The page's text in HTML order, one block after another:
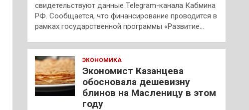
свидетельствуют данные Telegram-канала Кабмина
РФ. Сообщается, что финансирование проводится в
рамках государственной программы «Развитие…
ЭКОНОМИКА
Экономист Казанцева
обосновала дешевизну
блинов на Масленицу в этом
году